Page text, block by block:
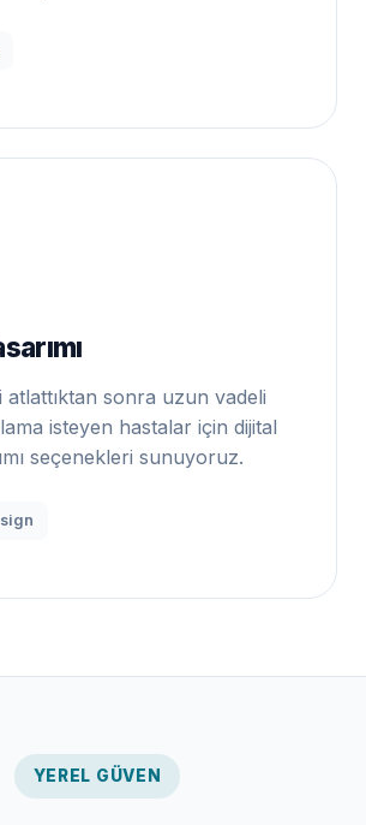
atlattıktan sonra uzun vadeli
isteyen hastalar için dijital
seçenekleri sunuyoruz.
YEREL GÜVEN